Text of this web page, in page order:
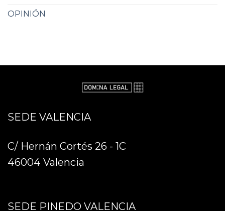
OPINIÓN
SEDE VALENCIA
C/ Hernán Cortés 26 - 1C
46004 Valencia
SEDE PINEDO VALENCIA